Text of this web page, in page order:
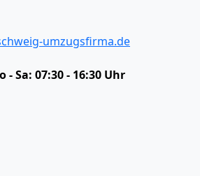
umzugsfirma.de
- Sa: 07:30 - 16:30 Uhr